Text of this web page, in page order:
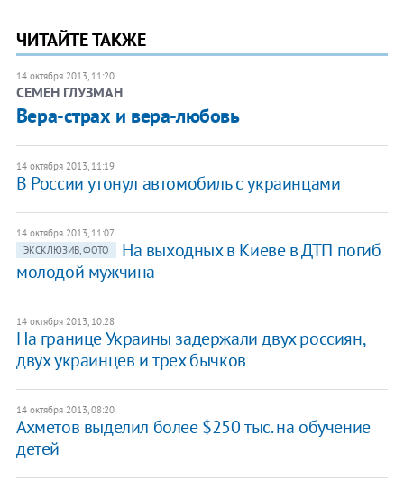
ЧИТАЙТЕ ТАКЖЕ
14 октября 2013, 11:20
СЕМЕН ГЛУЗМАН
Вера-страх и вера-любовь
14 октября 2013, 11:19
В России утонул автомобиль с украинцами
14 октября 2013, 11:07
ЭКСКЛЮЗИВ, ФОТО
На выходных в Киеве в ДТП погиб
молодой мужчина
14 октября 2013, 10:28
На границе Украины задержали двух россиян,
двух украинцев и трех бычков
14 октября 2013, 08:20
Ахметов выделил более $250 тыс. на обучение
детей